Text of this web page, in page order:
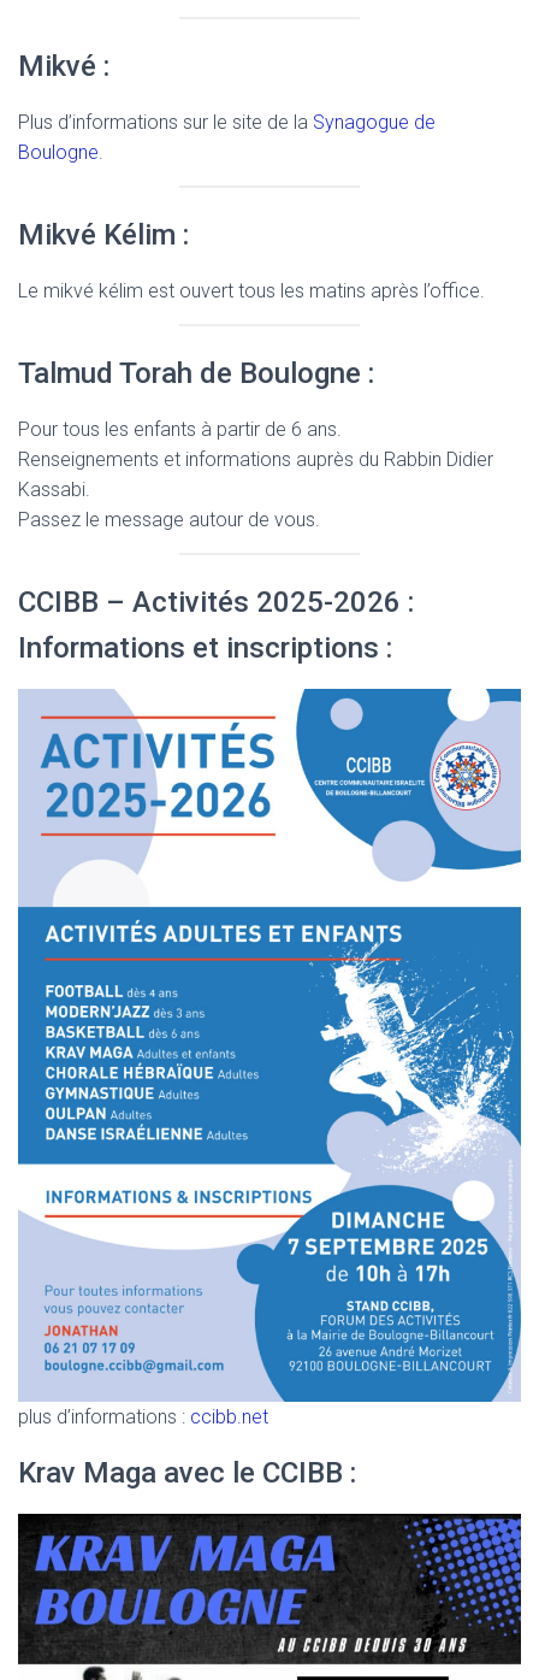
Mikvé :
Plus d’informations sur le site de la Synagogue de
Boulogne.
Mikvé Kélim :
Le mikvé kélim est ouvert tous les matins après l’office.
Talmud Torah de Boulogne :
Pour tous les enfants à partir de 6 ans.
Renseignements et informations auprès du Rabbin Didier
Kassabi.
Passez le message autour de vous.
CCIBB – Activités 2025-2026 :
Informations et inscriptions :
plus d’informations : ccibb.net
Krav Maga avec le CCIBB :